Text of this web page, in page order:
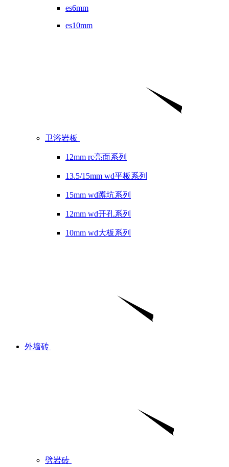
es6mm
es10mm
卫浴岩板
12mm rc亮面系列
13.5/15mm wd平板系列
15mm wd蹲坑系列
12mm wd开孔系列
10mm wd大板系列
外墙砖
劈岩砖